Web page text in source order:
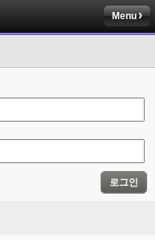
Menu
로그인